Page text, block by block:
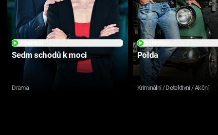
Sedm schodů k moci
Drama
Polda
Kriminální / Detektivní / Akční